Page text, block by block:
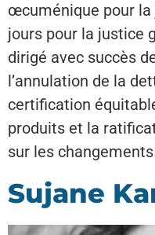
œcuménique pour la
jours pour la justice
dirigé avec succès
l’annulation de la
certification
produits et la
sur les
Sujane